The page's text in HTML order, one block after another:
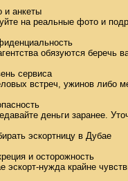
и анкеты
на реальные фото и
обязуются беречь
сервиса
встреч, ужинов либо
деньги заранее.
эскортницу в Дубае
и осторожность
эскорт-нужда крайне